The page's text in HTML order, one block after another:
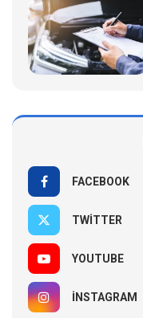
FACEBOOK
TWITTER
YOUTUBE
INSTAGRAM